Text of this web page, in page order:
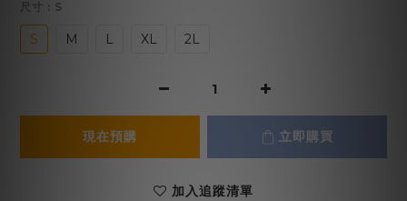
尺寸 : S
S M L XL 2L
現在預購 立即購買
加入追蹤清單